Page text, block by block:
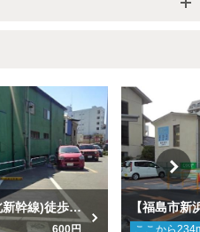
【福島駅(JR 東北新幹線)徒歩8分】タイムズ福島置賜町第4駐車場
600円 ここから234